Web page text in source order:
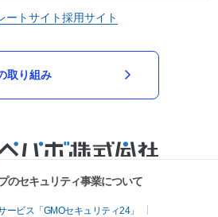
ートサイト採用サイト
取り組み
のセキュリティ事業について
ビス「GMOセキュリティ24」